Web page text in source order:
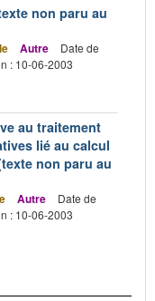
non paru au
Autre
Date de
: 10-06-2003
au traitement
lié au calcul
non paru au
Autre
Date de
: 10-06-2003